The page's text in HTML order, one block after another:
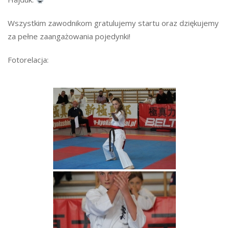
Wszystkim zawodnikom gratulujemy startu oraz dziękujemy
za pełne zaangażowania pojedynki!
Fotorelacja: